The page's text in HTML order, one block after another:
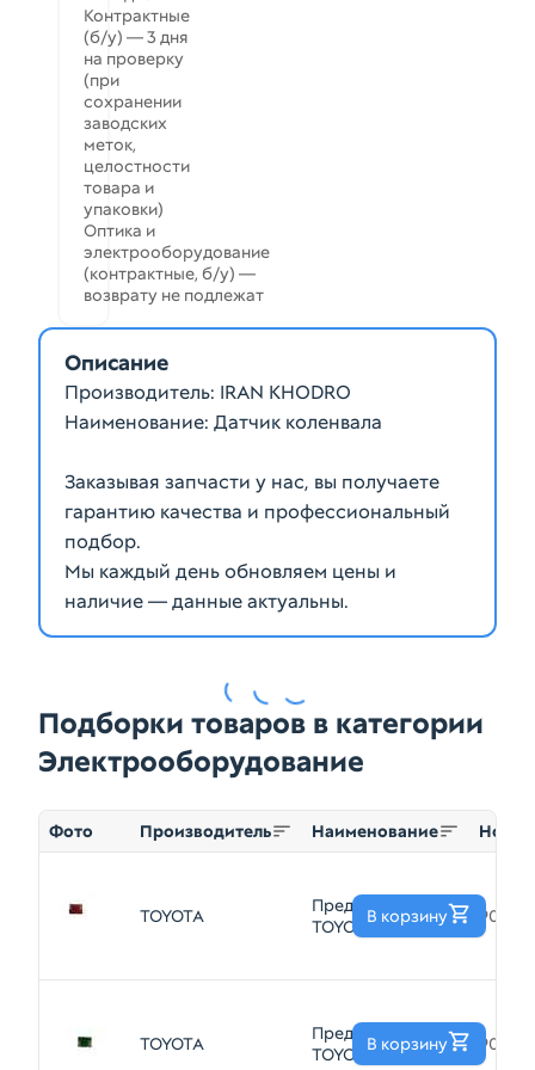
Контрактные
(б/у) — 3 дня
на проверку
(при
сохранении
заводских
меток,
целостности
товара и
упаковки)
Оптика и
электрооборудование
(контрактные, б/у) —
возврату не подлежат
Описание
Производитель: IRAN KHODRO
Наименование: Датчик коленвала
Заказывая запчасти у нас, вы получаете
гарантию качества и профессиональный
подбор.
Мы каждый день обновляем цены и
наличие — данные актуальны.
Подборки товаров в категории
Электрооборудование
Фото Производитель Наименование Номер
TOYOTA
Предохранитель
TOYOTAВ корзину
TOYOTA
Предохранитель
TOYOTAВ корзину